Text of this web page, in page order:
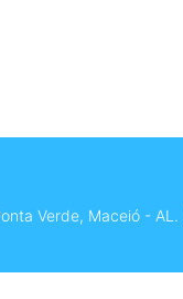
Verde, Maceió - AL.